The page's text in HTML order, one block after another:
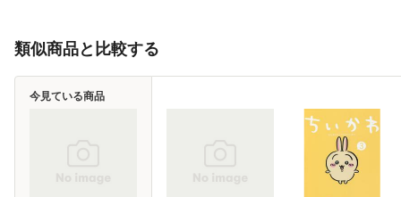
類似商品と比較する
今見ている商品